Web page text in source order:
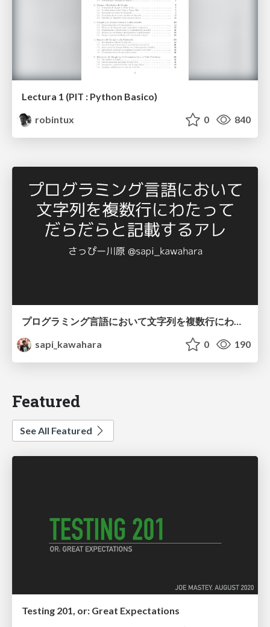
Lectura 1 (PIT : Python Basico)
robintux
0 840
プログラミング言語において文字列を複数行にわたって だらだらと記載するアレ
sapi_kawahara
0 190
Featured
See All Featured
Testing 201, or: Great Expectations